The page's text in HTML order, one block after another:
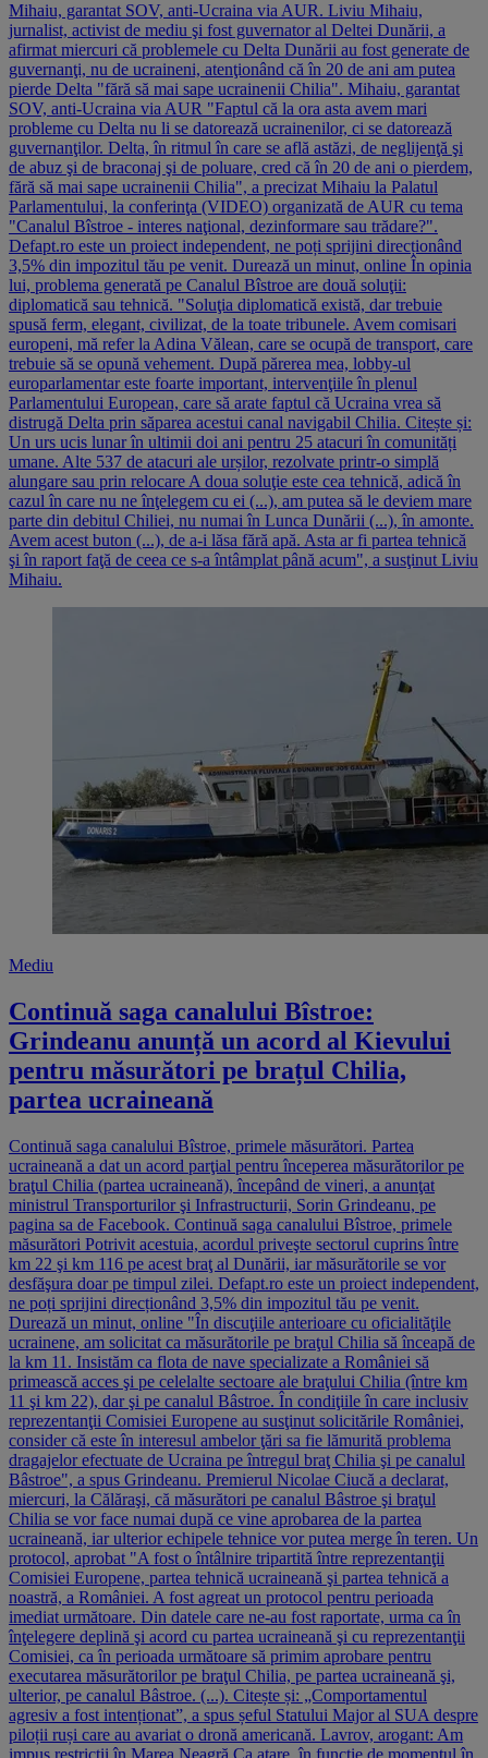
Mihaiu, garantat SOV, anti-Ucraina via AUR. Liviu Mihaiu,
jurnalist, activist de mediu şi fost guvernator al Deltei Dunării, a
afirmat miercuri că problemele cu Delta Dunării au fost generate de
guvernanţi, nu de ucraineni, atenţionând că în 20 de ani am putea
pierde Delta "fără să mai sape ucrainenii Chilia". Mihaiu, garantat
SOV, anti-Ucraina via AUR "Faptul că la ora asta avem mari
probleme cu Delta nu li se datorează ucrainenilor, ci se datorează
guvernanţilor. Delta, în ritmul în care se află astăzi, de neglijenţă şi
de abuz şi de braconaj şi de poluare, cred că în 20 de ani o pierdem,
fără să mai sape ucrainenii Chilia", a precizat Mihaiu la Palatul
Parlamentului, la conferinţa (VIDEO) organizată de AUR cu tema
"Canalul Bîstroe - interes naţional, dezinformare sau trădare?".
Defapt.ro este un proiect independent, ne poți sprijini direcționând
3,5% din impozitul tău pe venit. Durează un minut, online În opinia
lui, problema generată pe Canalul Bîstroe are două soluţii:
diplomatică sau tehnică. "Soluţia diplomatică există, dar trebuie
spusă ferm, elegant, civilizat, de la toate tribunele. Avem comisari
europeni, mă refer la Adina Vălean, care se ocupă de transport, care
trebuie să se opună vehement. După părerea mea, lobby-ul
europarlamentar este foarte important, intervenţiile în plenul
Parlamentului European, care să arate faptul că Ucraina vrea să
distrugă Delta prin săparea acestui canal navigabil Chilia. Citește și:
Un urs ucis lunar în ultimii doi ani pentru 25 atacuri în comunități
umane. Alte 537 de atacuri ale urșilor, rezolvate printr-o simplă
alungare sau prin relocare A doua soluţie este cea tehnică, adică în
cazul în care nu ne înţelegem cu ei (...), am putea să le deviem mare
parte din debitul Chiliei, nu numai în Lunca Dunării (...), în amonte.
Avem acest buton (...), de a-i lăsa fără apă. Asta ar fi partea tehnică
şi în raport faţă de ceea ce s-a întâmplat până acum", a susţinut Liviu
Mihaiu.
Mediu
Continuă saga canalului Bîstroe:
Grindeanu anunță un acord al Kievului
pentru măsurători pe brațul Chilia,
partea ucraineană
Continuă saga canalului Bîstroe, primele măsurători. Partea
ucraineană a dat un acord parţial pentru începerea măsurătorilor pe
braţul Chilia (partea ucraineană), începând de vineri, a anunţat
ministrul Transporturilor şi Infrastructurii, Sorin Grindeanu, pe
pagina sa de Facebook. Continuă saga canalului Bîstroe, primele
măsurători Potrivit acestuia, acordul priveşte sectorul cuprins între
km 22 şi km 116 pe acest braţ al Dunării, iar măsurătorile se vor
desfăşura doar pe timpul zilei. Defapt.ro este un proiect independent,
ne poți sprijini direcționând 3,5% din impozitul tău pe venit.
Durează un minut, online "În discuţiile anterioare cu oficialităţile
ucrainene, am solicitat ca măsurătorile pe braţul Chilia să înceapă de
la km 11. Insistăm ca flota de nave specializate a României să
primească acces şi pe celelalte sectoare ale braţului Chilia (între km
11 şi km 22), dar şi pe canalul Bâstroe. În condiţiile în care inclusiv
reprezentanţii Comisiei Europene au susţinut solicitările României,
consider că este în interesul ambelor ţări sa fie lămurită problema
dragajelor efectuate de Ucraina pe întregul braţ Chilia şi pe canalul
Bâstroe", a spus Grindeanu. Premierul Nicolae Ciucă a declarat,
miercuri, la Călăraşi, că măsurători pe canalul Bâstroe şi braţul
Chilia se vor face numai după ce vine aprobarea de la partea
ucraineană, iar ulterior echipele tehnice vor putea merge în teren. Un
protocol, aprobat "A fost o întâlnire tripartită între reprezentanţii
Comisiei Europene, partea tehnică ucraineană şi partea tehnică a
noastră, a României. A fost agreat un protocol pentru perioada
imediat următoare. Din datele care ne-au fost raportate, urma ca în
înţelegere deplină şi acord cu partea ucraineană şi cu reprezentanţii
Comisiei, ca în perioada următoare să primim aprobare pentru
executarea măsurătorilor pe braţul Chilia, pe partea ucraineană şi,
ulterior, pe canalul Bâstroe. (...). Citește și: „Comportamentul
agresiv a fost intenționat”, a spus șeful Statului Major al SUA despre
piloții ruși care au avariat o dronă americană. Lavrov, arogant: Am
impus restricții în Marea Neagră Ca atare, în funcţie de momentul în